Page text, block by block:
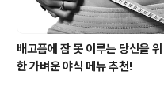
배고픔에 잠 못 이루는 당신을 위
한 가벼운 야식 메뉴 추천!